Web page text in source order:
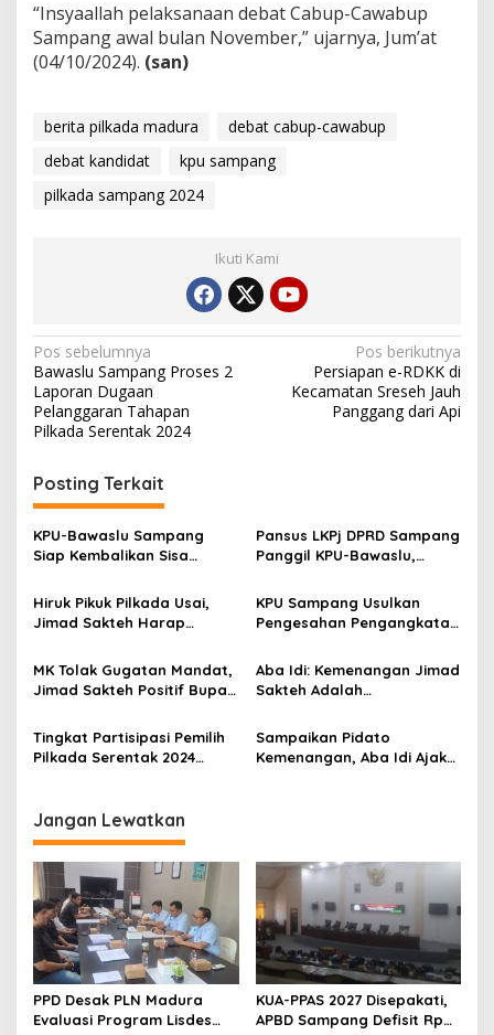
“Insyaallah pelaksanaan debat Cabup-Cawabup
Sampang awal bulan November,” ujarnya, Jum’at
(04/10/2024). (san)
berita pilkada madura
debat cabup-cawabup
debat kandidat
kpu sampang
pilkada sampang 2024
Ikuti Kami
Navigasi
pos
Pos sebelumnya
Bawaslu Sampang Proses 2
Laporan Dugaan
Pelanggaran Tahapan
Pilkada Serentak 2024
Pos berikutnya
Persiapan e-RDKK di
Kecamatan Sreseh Jauh
Panggang dari Api
Posting Terkait
KPU-Bawaslu Sampang
Siap Kembalikan Sisa
Pansus LKPj DPRD Sampang
Panggil KPU-Bawaslu,
Kembalikan Anggaran Rp
12,6 M
Hiruk Pikuk Pilkada Usai,
Jimad Sakteh Harap
Kembali
KPU Sampang Usulkan
Pengesahan Pengangkatan
Terpilih Hasil Pilkada 2024
MK Tolak Gugatan Mandat,
Jimad Sakteh Positif Bupati
2029
Aba Idi: Kemenangan Jimad
Sakteh Adalah
Sampang
Tingkat Partisipasi Pemilih
Pilkada Serentak 2024
Sampaikan Pidato
Kemenangan, Aba Idi Ajak
Jangan Lewatkan
PPD Desak PLN Madura
Evaluasi Program Lisdes
KUA-PPAS 2027 Disepakati,
APBD Sampang Defisit Rp